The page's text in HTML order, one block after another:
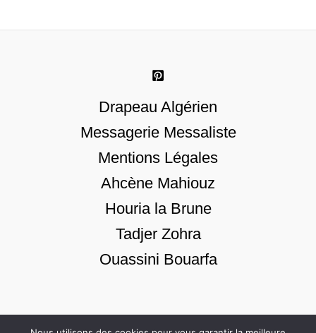
Drapeau Algérien
Messagerie Messaliste
Mentions Légales
Ahcène Mahiouz
Houria la Brune
Tadjer Zohra
Ouassini Bouarfa